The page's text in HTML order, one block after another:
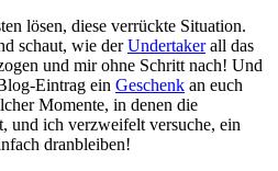
lösen, diese verrückte Situation.
schaut, wie derUndertakerall das
und mir ohne Schritt nach! Und
Eintrag ein Geschenk an euch
Momente, in denen die
und ich verzweifelt versuche, ein
dranbleiben!